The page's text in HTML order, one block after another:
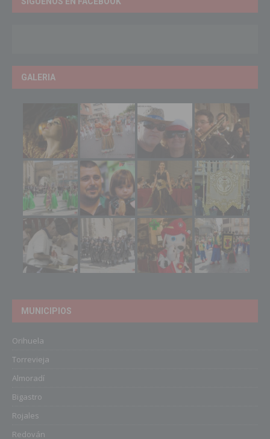
GALERIA
MUNICIPIOS
Orihuela
Torrevieja
Almoradí
Bigastro
Rojales
Redován